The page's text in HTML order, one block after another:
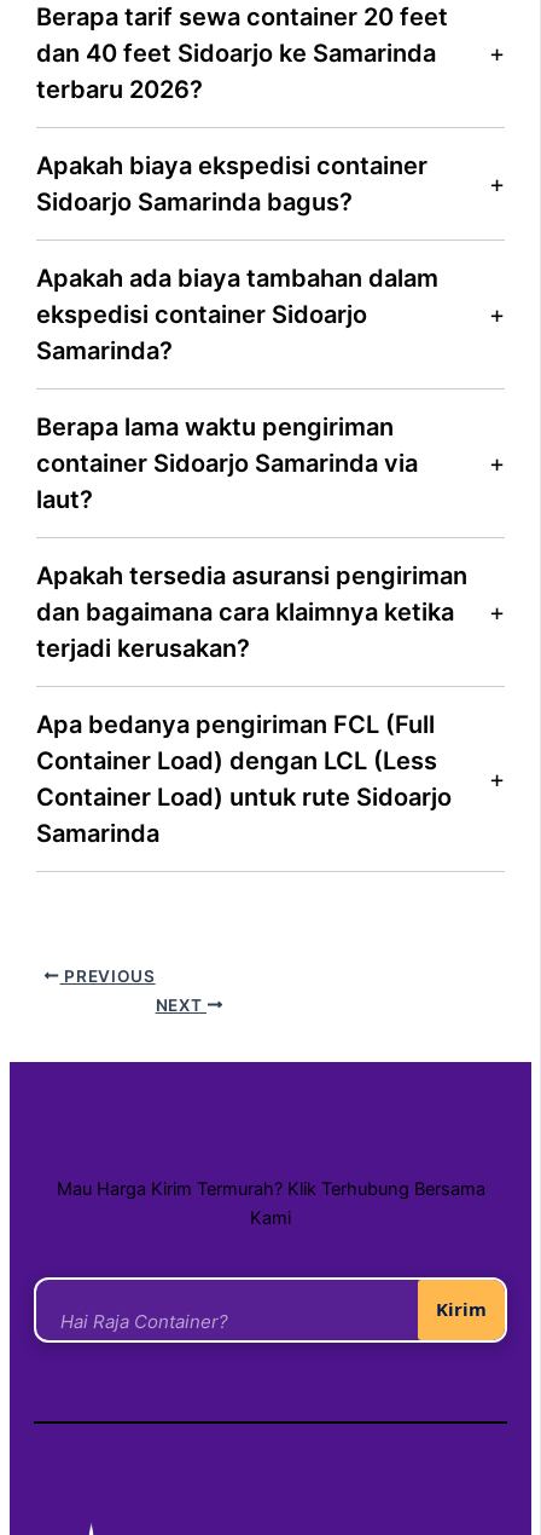
Berapa tarif sewa container 20 feet
dan 40 feet Sidoarjo ke Samarinda
terbaru 2026?
Apakah biaya ekspedisi container
Sidoarjo Samarinda bagus?
Apakah ada biaya tambahan dalam
ekspedisi container Sidoarjo
Samarinda?
Berapa lama waktu pengiriman
container Sidoarjo Samarinda via
laut?
Apakah tersedia asuransi pengiriman
dan bagaimana cara klaimnya ketika
terjadi kerusakan?
Apa bedanya pengiriman FCL (Full
Container Load) dengan LCL (Less
Container Load) untuk rute Sidoarjo
Samarinda
PREVIOUS
NEXT
Mau Harga Kirim Termurah? Klik Terhubung Bersama
Kami
Kirim